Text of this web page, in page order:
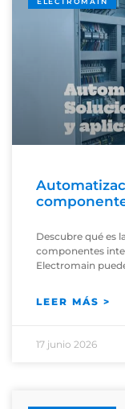
Descubre qué es
componentes
Electromain
LEER MÁS >
17 junio 2026